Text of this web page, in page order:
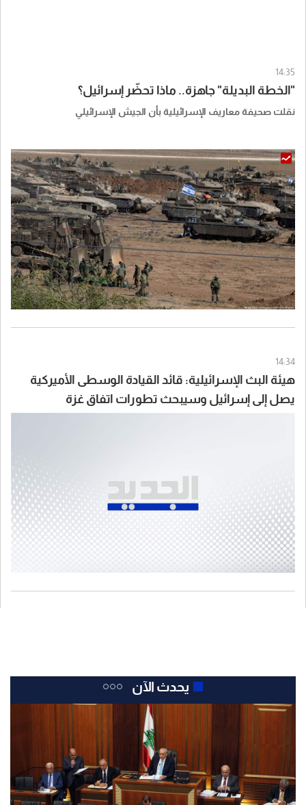
14:35
"الخطة البديلة" جاهزة.. ماذا تحضّر إسرائيل؟
نقلت صحيفة معاريف الإسرائيلية بأن الجيش الإسرائيلي
14:34
هيئة البث الإسرائيلية: قائد القيادة الوسطى الأميركية
يصل إلى إسرائيل وسيبحث تطورات اتفاق غزة
يحدث الآن